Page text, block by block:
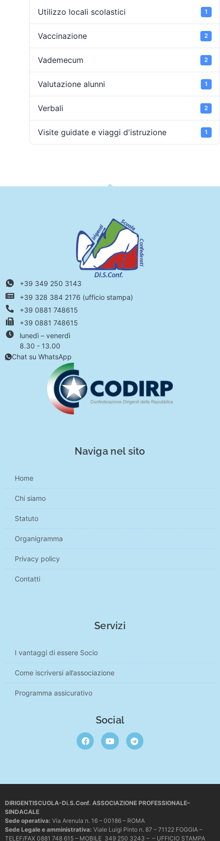
Utilizzo locali scolastici 1
Vaccinazione 2
Vademecum 2
Valutazione alunni 1
Verbali 2
Visite guidate e viaggi d'istruzione 1
+39 349 250 3143
+39 328 384 2176 (ufficio stampa)
+39 0881 748615
+39 0881 748615
lunedì – venerdì
8.30 - 13.00
Chat su WhatsApp
Naviga nel sito
Home
Chi siamo
Statuto
Organigramma
Privacy policy
Contatti
Servizi
I vantaggi di essere Socio
Come iscriversi all’associazione
Programma assicurativo
Social
DIRIGENTISCUOLA-Di.S.Conf. ASSOCIAZIONE PROFESSIONALE–
SINDACALE
Sede operativa: Via Arenula n. 16 – 00186 – ROMA
Sede Legale e amministrativa: Viale Luigi Pinto n. 87 – 71122 FOGGIA –
TELEF/FAX 0881 748 615 – MOBILE 349 250 3243 – – UFFICIO STAMPA